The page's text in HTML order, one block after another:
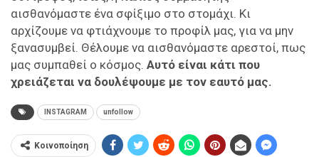
αισθανόμαστε ένα σφίξιμο στο στομάχι. Κι
αρχίζουμε να φτιάχνουμε το προφίλ μας, για να μην
ξανασυμβεί. Θέλουμε να αισθανόμαστε αρεστοί, πως
μας συμπαθεί ο κόσμος. Αυτό είναι κάτι που
χρειάζεται να δουλέψουμε με τον εαυτό μας.
INSTAGRAM unfollow
Κοινοποίηση